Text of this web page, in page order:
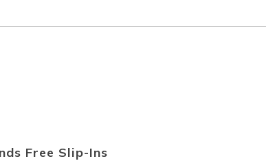
Free Slip-Ins